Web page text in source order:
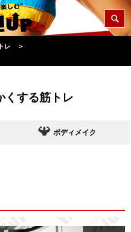
レ
＞
くする筋トレ
ボディメイク